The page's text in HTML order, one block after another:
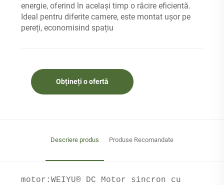
energie, oferind în același timp o răcire eficientă.
Ideal pentru diferite camere, este montat ușor pe
pereți, economisind spațiu
Obțineți o ofertă
Descriere produs Produse Recomandate
motor:WEIYU® DC Motor sincron cu